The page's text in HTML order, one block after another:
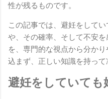
性が残るものです。
この記事では、避妊をして
や、その確率、そして不安
を、専門的な視点から分か
込まず、正しい知識を持って
避妊をしていても